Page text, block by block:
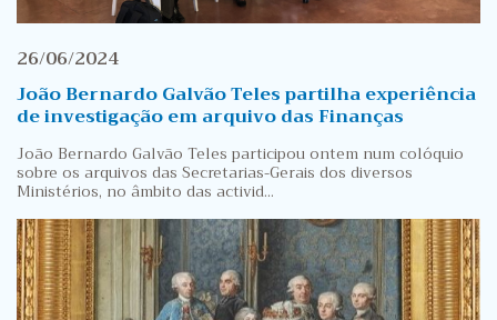
26/06/2024
João Bernardo Galvão Teles partilha experiência
de investigação em arquivo das Finanças
João Bernardo Galvão Teles participou ontem num colóquio
sobre os arquivos das Secretarias-Gerais dos diversos
Ministérios, no âmbito das activid...